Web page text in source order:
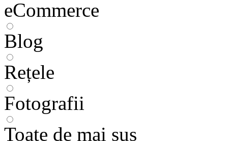
eCommerce
Blog
Rețele
Fotografii
Toate de mai sus